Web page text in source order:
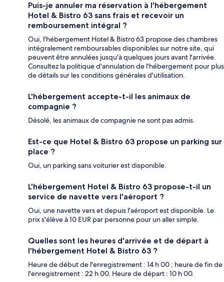
Puis-je annuler ma réservation à l'hébergement
Hotel & Bistro 63 sans frais et recevoir un
remboursement intégral ?
Oui, l'hébergement Hotel & Bistro 63 propose des chambres
intégralement remboursables disponibles sur notre site, qui
peuvent être annulées jusqu'à quelques jours avant l'arrivée.
Consultez la politique d'annulation de l'hébergement pour plus
de détails sur les conditions générales d'utilisation.
L'hébergement accepte-t-il les animaux de
compagnie ?
Désolé, les animaux de compagnie ne sont pas admis.
Est-ce que Hotel & Bistro 63 propose un parking sur
place ?
Oui, un parking sans voiturier est disponible.
L'hébergement Hotel & Bistro 63 propose-t-il un
service de navette vers l'aéroport ?
Oui, une navette vers et depuis l'aéroport est disponible. Le
prix s'élève à 10 EUR par personne pour un aller simple.
Quelles sont les heures d'arrivée et de départ à
l'hébergement Hotel & Bistro 63 ?
Heure de début de l'enregistrement : 14 h 00 ; heure de fin de
l'enregistrement : 22 h 00. Heure de départ : 10 h 00.